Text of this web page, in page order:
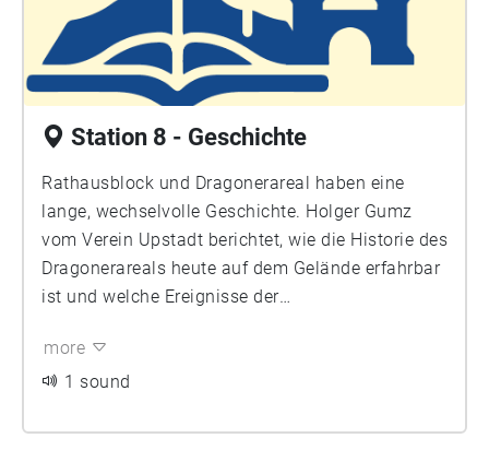
Station 8 - Geschichte
Rathausblock und Dragonerareal haben eine
lange, wechselvolle Geschichte. Holger Gumz
vom Verein Upstadt berichtet, wie die Historie des
Dragonerareals heute auf dem Gelände erfahrbar
ist und welche Ereignisse der
werden sollen. Er und seine Mitstreitenden haben
dabei keinen reinen Erinnerungsort oder die
sondern wollen einen aktiven Geschichts- und
more
1 sound